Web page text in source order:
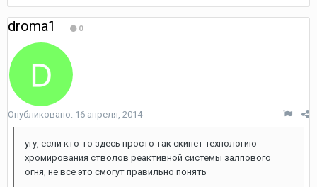
droma1 0
Опубликовано: 16 апреля, 2014
угу, если кто-то здесь просто так скинет технологию
хромирования стволов реактивной системы залпового
огня, не все это смогут правильно понять